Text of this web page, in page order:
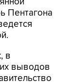
Пентагона
в
выводов